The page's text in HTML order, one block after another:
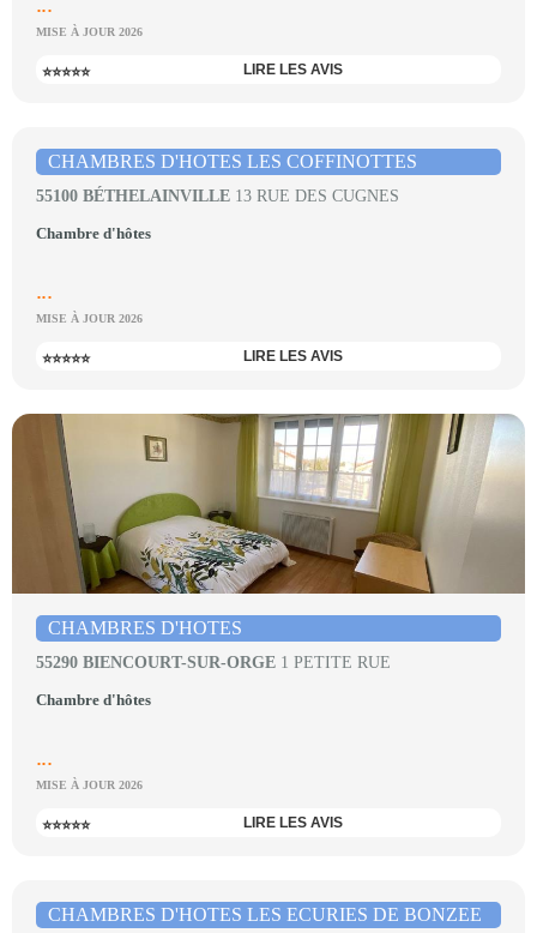
MISE À JOUR 2026
⭐⭐⭐⭐⭐ LIRE LES AVIS
CHAMBRES D'HOTES LES COFFINOTTES
55100 BÉTHELAINVILLE 13 RUE DES CUGNES
Chambre d'hôtes
...
MISE À JOUR 2026
⭐⭐⭐⭐⭐ LIRE LES AVIS
CHAMBRES D'HOTES
55290 BIENCOURT-SUR-ORGE 1 PETITE RUE
Chambre d'hôtes
...
MISE À JOUR 2026
⭐⭐⭐⭐⭐ LIRE LES AVIS
CHAMBRES D'HOTES LES ECURIES DE BONZEE